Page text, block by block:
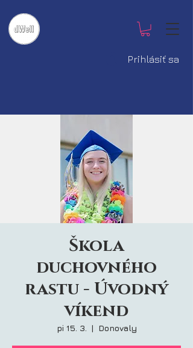
Prihlásiť sa
Škola
duchovného
rastu - Úvodný
víkend
pi 15. 3.
  |
Donovaly